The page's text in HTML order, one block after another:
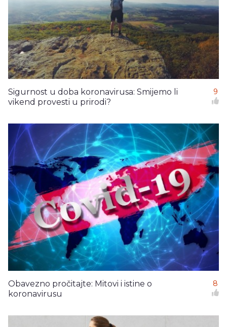
Sigurnost u doba koronavirusa: Smijemo li
vikend provesti u prirodi?
9
Obavezno pročitajte: Mitovi i istine o
koronavirusu
8